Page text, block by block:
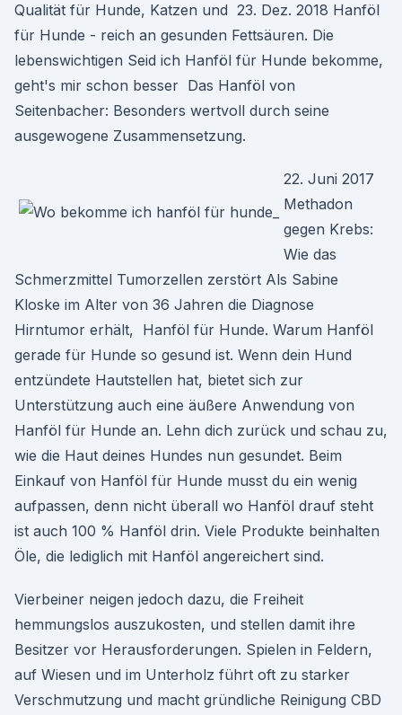
Qualität für Hunde, Katzen und 23. Dez. 2018 Hanföl
für Hunde - reich an gesunden Fettsäuren. Die
lebenswichtigen Seid ich Hanföl für Hunde bekomme,
geht's mir schon besser Das Hanföl von
Seitenbacher: Besonders wertvoll durch seine
ausgewogene Zusammensetzung.
22. Juni 2017
Methadon
gegen Krebs:
Wie das
Schmerzmittel Tumorzellen zerstört Als Sabine
Kloske im Alter von 36 Jahren die Diagnose
Hirntumor erhält, Hanföl für Hunde. Warum Hanföl
gerade für Hunde so gesund ist. Wenn dein Hund
entzündete Hautstellen hat, bietet sich zur
Unterstützung auch eine äußere Anwendung von
Hanföl für Hunde an. Lehn dich zurück und schau zu,
wie die Haut deines Hundes nun gesundet. Beim
Einkauf von Hanföl für Hunde musst du ein wenig
aufpassen, denn nicht überall wo Hanföl drauf steht
ist auch 100 % Hanföl drin. Viele Produkte beinhalten
Öle, die lediglich mit Hanföl angereichert sind.
Vierbeiner neigen jedoch dazu, die Freiheit
hemmungslos auszukosten, und stellen damit ihre
Besitzer vor Herausforderungen. Spielen in Feldern,
auf Wiesen und im Unterholz führt oft zu starker
Verschmutzung und macht gründliche Reinigung CBD